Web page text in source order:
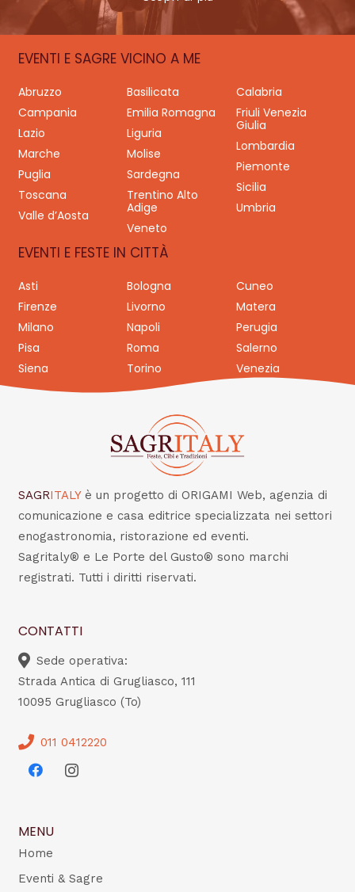
EVENTI E SAGRE VICINO A ME
Abruzzo Basilicata
Calabria
Campania
Emilia Romagna
Friuli Venezia
Giulia
Lazio
Liguria
Lombardia
Marche
Molise
Piemonte
Puglia
Sardegna
Sicilia
Toscana
Trentino Alto
Adige
Umbria
Valle d’Aosta
Veneto
EVENTI E FESTE IN CITTÀ
Asti Bologna
Cuneo
Firenze
Livorno
Matera
Milano
Napoli
Perugia
Pisa
Roma
Salerno
Siena
Torino Venezia
SAGRITALY è un progetto di ORIGAMI Web, agenzia di
comunicazione e casa editrice specializzata nei settori
enogastronomia, ristorazione ed eventi.
Sagritaly® e Le Porte del Gusto® sono marchi
registrati. Tutti i diritti riservati.
CONTATTI
Sede operativa:
Strada Antica di Grugliasco, 111
10095 Grugliasco (To)
011 0412220
MENU
Home
Eventi & Sagre